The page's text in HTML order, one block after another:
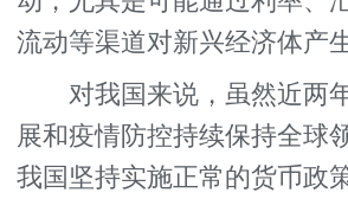
流动等渠道对新兴经济体产
对我国来说，虽然近两
展和疫情防控持续保持全球
我国坚持实施正常的货币政